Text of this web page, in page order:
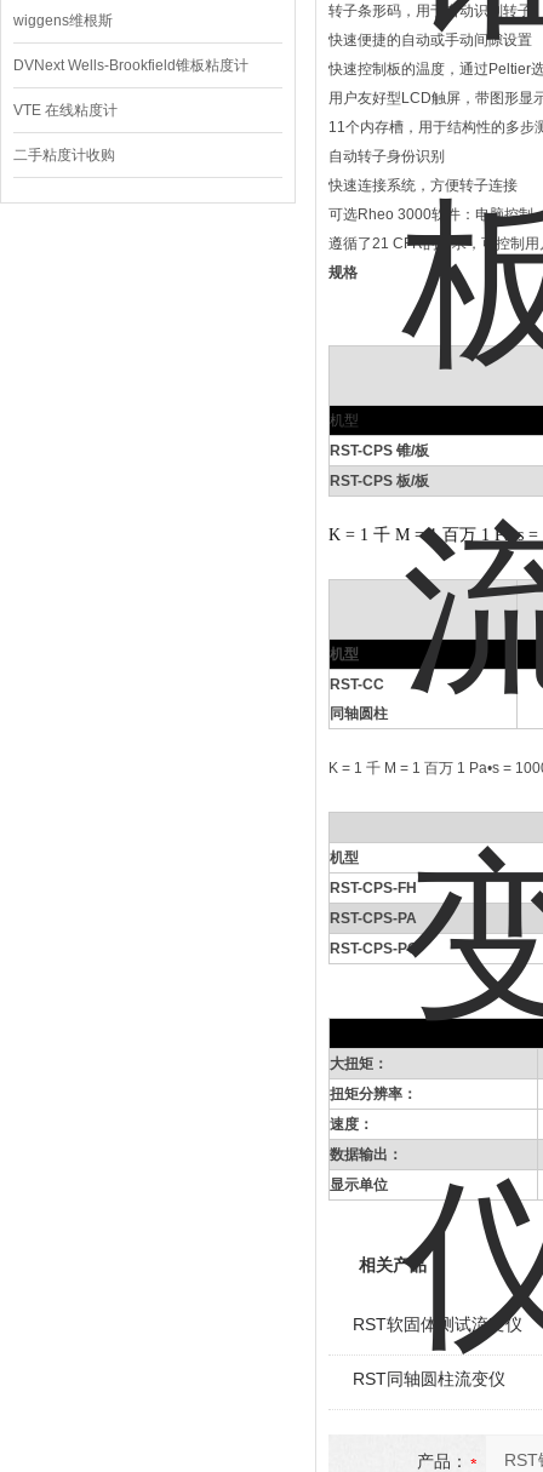
wiggens维根斯
DVNext Wells-Brookfield锥板粘度计
VTE 在线粘度计
二手粘度计收购
转子条形码，用于自动识别转子
快速便捷的自动或手动间隙设置
快速控制板的温度，通过Peltier
用户友好型LCD触屏，带图形显
11个内存槽，用于结构性的多步
自动转子身份识别
快速连接系统，方便转子连接
可选Rheo 3000软件：电脑控制
遵循了21 CFR的要求，可控制
规格
机型
RST-CPS 锥/板
RST-CPS 板/板
K = 1 千 M = 1 百万 1 Pa•s
机型
RST-CC
同轴圆柱
K = 1 千 M = 1 百万 1 Pa•s =
机型
RST-CPS-FH
RST-CPS-PA
RST-CPS-PO
大扭矩：
扭矩分辨率：
速度：
数据输出：
显示单位
相关产品
RST软固体测试流变仪
RST同轴圆柱流变仪
产品：